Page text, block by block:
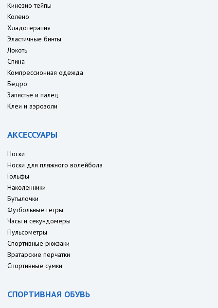
Кинезио тейпы
Колено
Хладотерапия
Эластичные бинты
Локоть
Спина
Компрессионная одежда
Бедро
Запястье и палец
Клеи и аэрозоли
АКСЕССУАРЫ
Носки
Носки для пляжного волейбола
Гольфы
Наколенники
Бутылочки
Футбольные гетры
Часы и секундомеры
Пульсометры
Спортивные рюкзаки
Вратарские перчатки
Спортивные сумки
СПОРТИВНАЯ ОБУВЬ